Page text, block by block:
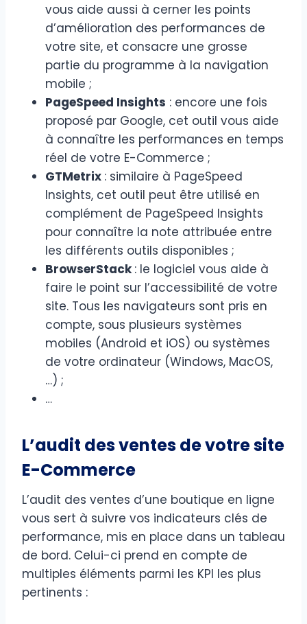
vous aide aussi à cerner les points
d’amélioration des performances de
votre site, et consacre une grosse
partie du programme à la navigation
mobile ;
PageSpeed Insights : encore une fois
proposé par Google, cet outil vous aide
à connaître les performances en temps
réel de votre E-Commerce ;
GTMetrix : similaire à PageSpeed
Insights, cet outil peut être utilisé en
complément de PageSpeed Insights
pour connaître la note attribuée entre
les différents outils disponibles ;
BrowserStack: le logiciel vous aide à
faire le point sur l’accessibilité de votre
site. Tous les navigateurs sont pris en
compte, sous plusieurs systèmes
mobiles (Android et iOS) ou systèmes
de votre ordinateur (Windows, MacOS,
…) ;
…
L’audit des ventes de votre site
E-Commerce
L’audit des ventes d’une boutique en ligne
vous sert à suivre vos indicateurs clés de
performance, mis en place dans un tableau
de bord. Celui-ci prend en compte de
multiples éléments parmi les KPI les plus
pertinents :